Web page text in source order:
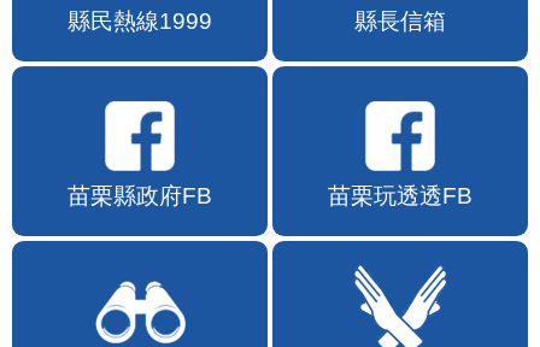
縣民熱線1999 縣長信箱
苗栗縣政府FB 苗栗玩透透FB